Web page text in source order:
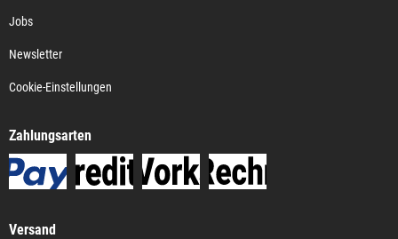
Jobs
Newsletter
Cookie-Einstellungen
Zahlungsarten
Versand